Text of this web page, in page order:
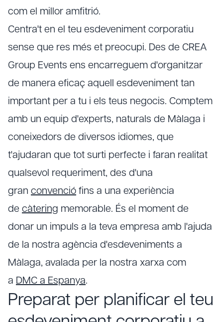
com el millor amfitrió.
Centra't en el teu esdeveniment corporatiu
sense que res més et preocupi. Des de CREA
Group Events ens encarreguem d'organitzar
de manera eficaç aquell esdeveniment tan
important per a tu i els teus negocis. Comptem
amb un equip d'experts, naturals de Màlaga i
coneixedors de diversos idiomes, que
t'ajudaran que tot surti perfecte i faran realitat
qualsevol requeriment, des d'una
gran convenció fins a una experiència
de càtering memorable. És el moment de
donar un impuls a la teva empresa amb l'ajuda
de la nostra agència d'esdeveniments a
Màlaga, avalada per la nostra xarxa com
a DMC a Espanya.
Preparat per planificar el teu